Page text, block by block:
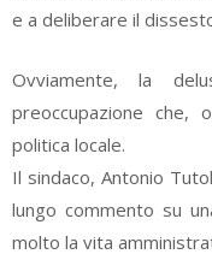
e a deliberare il
Ovviamente, la
preoccupazione
politica locale.
Il sindaco, Antonio
lungo commento su
molto la vita